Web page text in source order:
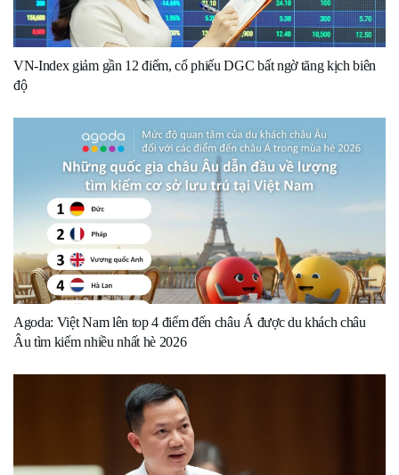
VN-Index giảm gần 12 điểm, cổ phiếu DGC bất ngờ tăng kịch biên
độ
Agoda: Việt Nam lên top 4 điểm đến châu Á được du khách châu
Âu tìm kiếm nhiều nhất hè 2026